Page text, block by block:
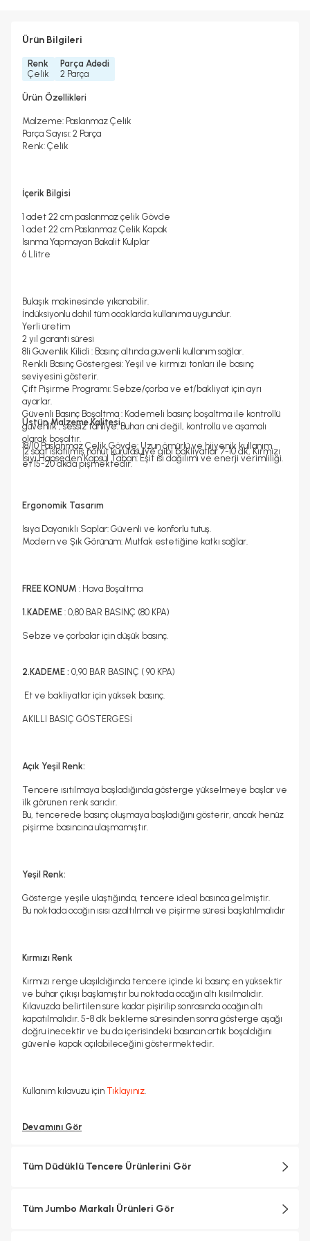
Ürün Bilgileri
Renk
Çelik
Parça Adedi
2 Parça
Ürün Özellikleri
Malzeme: Paslanmaz Çelik
Parça Sayısı: 2 Parça
Renk: Çelik
İçerik Bilgisi
1 adet 22 cm paslanmaz çelik Gövde
1 adet 22 cm Paslanmaz Çelik Kapak
Isınma Yapmayan Bakalit Kulplar
6 Llitre
Bulaşık makinesinde yıkanabilir.
İndüksiyonlu dahil tüm ocaklarda kullanıma uygundur.
Yerli üretim
2 yıl garanti süresi
8li Güvenlik Kilidi : Basınç altında güvenli kullanım sağlar.
Renkli Basınç Göstergesi: Yeşil ve kırmızı tonları ile basınç
seviyesini gösterir.
Çift Pişirme Programı: Sebze/çorba ve et/bakliyat için ayrı
ayarlar.
Güvenli Basınç Boşaltma : Kademeli basınç boşaltma ile kontrollü
güvenlik , sessiz tahliye. Buharı ani değil, kontrollü ve aşamalı
olarak boşaltır.
12 saat ıslatılmış nohut kurufasulye gibi bakliyatlar 7-10 dk, Kırmızı
et 15-20 dkda pişmektedir.
Üstün Malzeme Kalitesi
18/10 Paslanmaz Çelik Gövde: Uzun ömürlü ve hijyenik kullanım.
Isıyı Hapseden Kapsül Taban: Eşit ısı dağılımı ve enerji verimliliği.
Ergonomik Tasarım
Isıya Dayanıklı Saplar: Güvenli ve konforlu tutuş.
Modern ve Şık Görünüm: Mutfak estetiğine katkı sağlar.
FREE KONUM : Hava Boşaltma
1.KADEME : 0,80 BAR BASINÇ (80 KPA)
Sebze ve çorbalar için düşük basınç.
2.KADEME : 0,90 BAR BASINÇ ( 90 KPA)
Et ve bakliyatlar için yüksek basınç.
AKILLI BASIÇ GÖSTERGESİ
Açık Yeşil Renk:
Tencere ısıtılmaya başladığında gösterge yükselmeye başlar ve
ilk görünen renk sarıdır.
Bu, tencerede basınç oluşmaya başladığını gösterir, ancak henüz
pişirme basıncına ulaşmamıştır.
Yeşil Renk:
Gösterge yeşile ulaştığında, tencere ideal basınca gelmiştir.
Bu noktada ocağın ısısı azaltılmalı ve pişirme süresi başlatılmalıdır
Kırmızı Renk
Kırmızı renge ulaşıldığında tencere içinde ki basınç en yüksektir
ve buhar çıkışı başlamıştır bu noktada ocağın altı kısılmalıdır.
Kılavuzda belirtilen süre kadar pişirilip sonrasında ocağın altı
kapatılmalıdır. 5-8 dk bekleme süresinden sonra gösterge aşağı
doğru inecektir ve bu da içerisindeki basıncın artık boşaldığını
güvenle kapak açılabileceğini göstermektedir.
Kullanım kılavuzu için Tıklayınız
Devamını Gör
Tüm Düdüklü Tencere Ürünlerini Gör
Tüm Jumbo Markalı Ürünleri Gör